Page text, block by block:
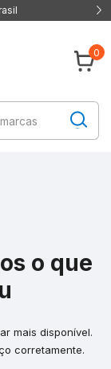
0
o que
mais disponível.
corretamente.